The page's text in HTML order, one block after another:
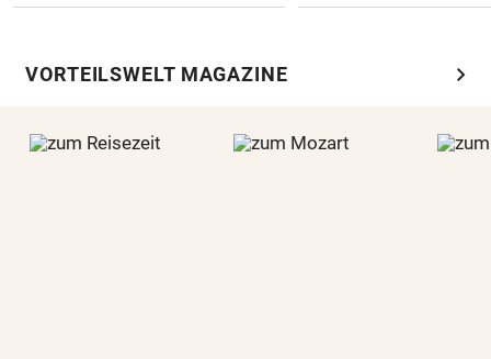
VORTEILSWELT MAGAZINE chevron_right